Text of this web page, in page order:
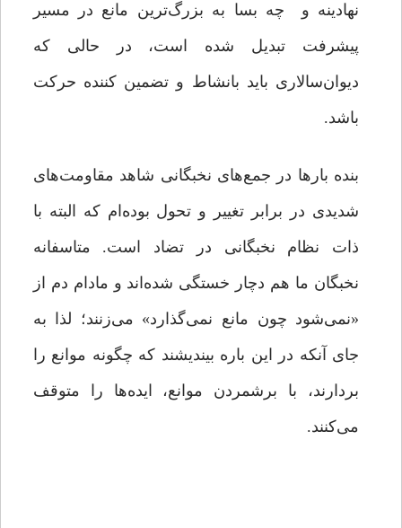
نهادینه و چه بسا به بزرگ‌ترین مانع‌ در مسیر
پیشرفت تبدیل شده است، در حالی که
دیوان‌سالاری باید بانشاط و تضمین کننده حرکت
باشد.
بنده بارها در جمع‌های نخبگانی شاهد مقاومت‌های
شدیدی در برابر تغییر و تحول بوده‌ام که البته با
ذات نظام نخبگانی در تضاد است. متاسفانه
نخبگان ما هم دچار خستگی شده‌اند و مادام دم از
«نمی‌شود چون مانع نمی‌گذارد» می‌زنند؛ لذا به‌
جای آنکه در این باره بیندیشند که چگونه موانع را
بردارند، با برشمردن موانع، ایده‌ها را متوقف
می‌کنند.